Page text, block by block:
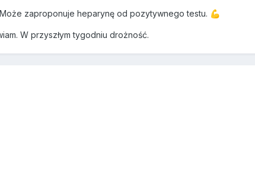
zaproponuje heparynę od pozytywnego testu. 💪
W przyszłym tygodniu drożność.